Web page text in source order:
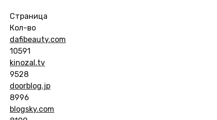
Страница
Кол-во
dafibeauty.com
10591
kinozal.tv
9528
doorblog.jp
8996
blogsky.com